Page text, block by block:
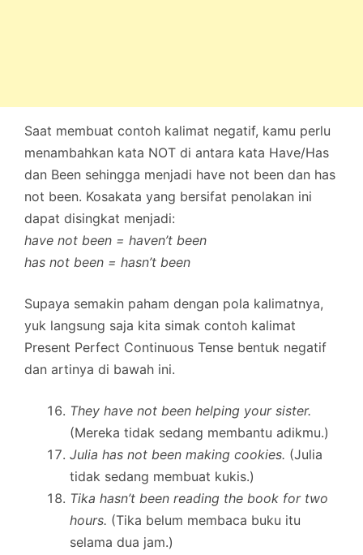
Saat membuat contoh kalimat negatif, kamu perlu
menambahkan kata NOT di antara kata Have/Has
dan Been sehingga menjadi have not been dan has
not been. Kosakata yang bersifat penolakan ini
dapat disingkat menjadi:
have not been = haven’t been
has not been = hasn’t been
Supaya semakin paham dengan pola kalimatnya,
yuk langsung saja kita simak contoh kalimat
Present Perfect Continuous Tense bentuk negatif
dan artinya di bawah ini.
They have not been helping your sister.
(Mereka tidak sedang membantu adikmu.)
Julia has not been making cookies. (Julia
tidak sedang membuat kukis.)
Tika hasn’t been reading the book for two
hours. (Tika belum membaca buku itu
selama dua jam.)